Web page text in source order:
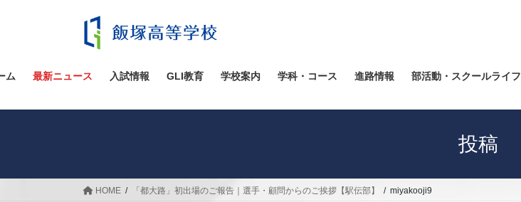
ツ
ス
シ
ン
ム 最新ニュース 入試情報 GLI教育 学校案内 学科・コース 進路情報 部活動・スクールライフ
投稿
HOME 「都大路」初出場のご報告｜選手・顧問からのご挨拶【駅伝部】 miyakooji9